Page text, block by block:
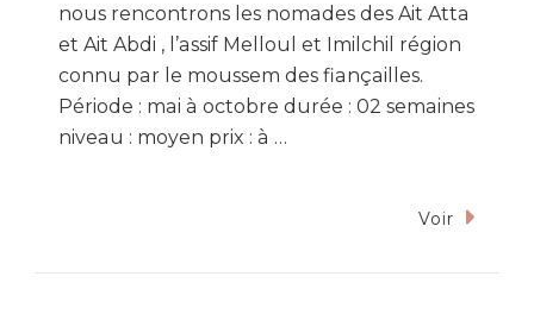
nous rencontrons les nomades des Ait Atta
et Ait Abdi , l’assif Melloul et Imilchil région
connu par le moussem des fiançailles.
Période : mai à octobre durée : 02 semaines
niveau : moyen prix : à …
Voir